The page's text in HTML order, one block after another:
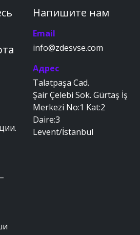
Напишите нам
Email
info@zdesvse.com
Адрес
Talatpaşa Cad.
Şair Çelebi Sok. Gürtaş İş
Merkezi No:1 Kat:2
Daire:3
Levent/İstanbul